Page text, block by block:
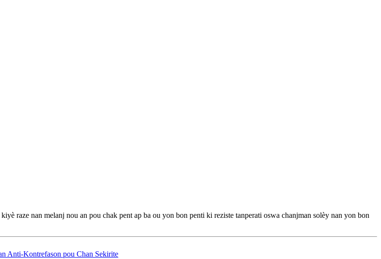
raze nan melanj nou an pou chak pent ap ba ou yon bon penti ki reziste tanperati oswa chanjman solèy nan yon bon
Anti-Kontrefason pou Chan Sekirite